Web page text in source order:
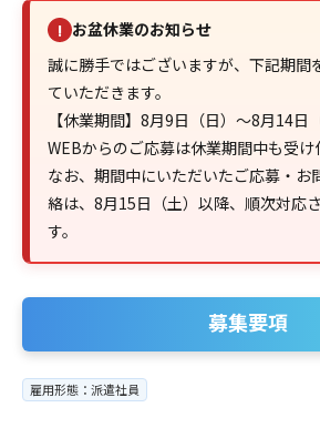
! お盆休業のお知らせ
誠に勝手ではございますが、下記期間
ていただきます。
【休業期間】8月9日（日）～8月14日（
WEBからのご応募は休業期間中も受け
なお、期間中にいただいたご応募・お
絡は、8月15日（土）以降、順次対応
す。
募集要項
雇用形態：派遣社員